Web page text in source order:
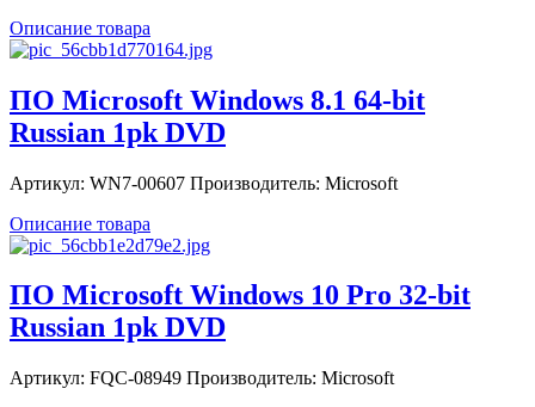
Описание товара
ПО Microsoft Windows 8.1 64-bit
Russian 1pk DVD
Артикул: WN7-00607 Производитель: Microsoft
Описание товара
ПО Microsoft Windows 10 Pro 32-bit
Russian 1pk DVD
Артикул: FQC-08949 Производитель: Microsoft